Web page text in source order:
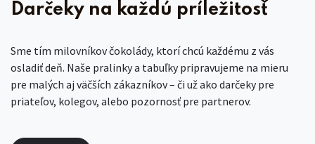
Darčeky na každú príležitosť
Sme tím milovníkov čokolády, ktorí chcú každému z vás
osladiť deň. Naše pralinky a tabuľky pripravujeme na mieru
pre malých aj väčších zákazníkov – či už ako darčeky pre
priateľov, kolegov, alebo pozornosť pre partnerov.